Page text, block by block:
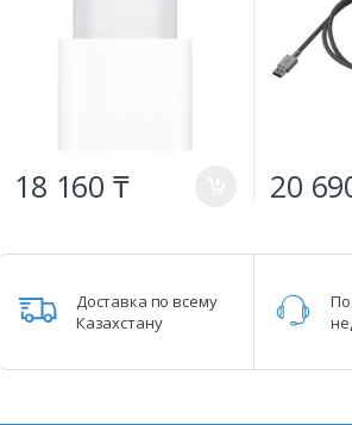
18 160 ₸ 20
Доставка по всему
Казахстану